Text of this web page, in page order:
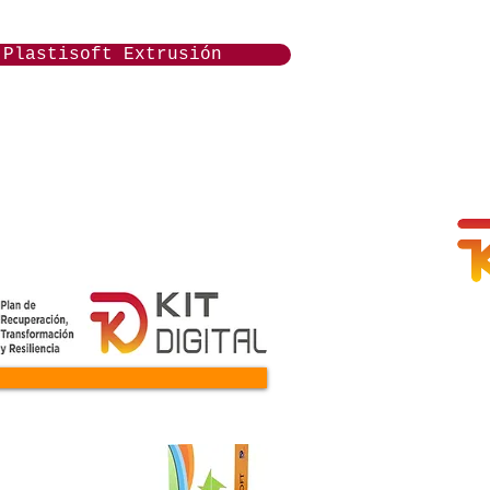
Plastisoft Extrusión